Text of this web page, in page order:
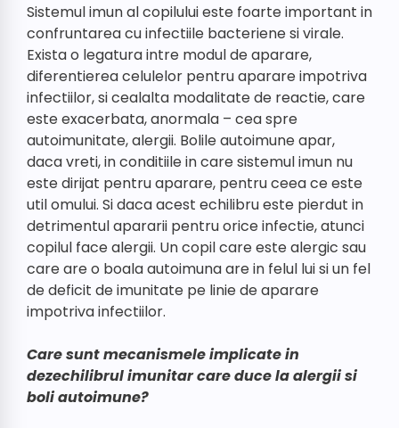
Sistemul imun al copilului este foarte important in
confruntarea cu infectiile bacteriene si virale.
Exista o legatura intre modul de aparare,
diferentierea celulelor pentru aparare impotriva
infectiilor, si cealalta modalitate de reactie, care
este exacerbata, anormala – cea spre
autoimunitate, alergii. Bolile autoimune apar,
daca vreti, in conditiile in care sistemul imun nu
este dirijat pentru aparare, pentru ceea ce este
util omului. Si daca acest echilibru este pierdut in
detrimentul apararii pentru orice infectie, atunci
copilul face alergii. Un copil care este alergic sau
care are o boala autoimuna are in felul lui si un fel
de deficit de imunitate pe linie de aparare
impotriva infectiilor.
Care sunt mecanismele implicate in
dezechilibrul imunitar care duce la alergii si
boli autoimune?